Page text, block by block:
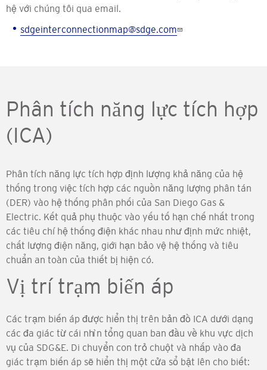
hệ với chúng tôi qua email.
sdgeinterconnectionmap@sdge.com
Phân tích năng lực tích hợp
(ICA)
Phân tích năng lực tích hợp định lượng khả năng của hệ
thống trong việc tích hợp các nguồn năng lượng phân tán
(DER) vào hệ thống phân phối của San Diego Gas &
Electric. Kết quả phụ thuộc vào yếu tố hạn chế nhất trong
các tiêu chí hệ thống điện khác nhau như định mức nhiệt,
chất lượng điện năng, giới hạn bảo vệ hệ thống và tiêu
chuẩn an toàn của thiết bị hiện có.
Vị trí trạm biến áp
Các trạm biến áp được hiển thị trên bản đồ ICA dưới dạng
các đa giác từ cái nhìn tổng quan ban đầu về khu vực dịch
vụ của SDG&E. Di chuyển con trỏ chuột và nhấp vào đa
giác trạm biến áp sẽ hiển thị một cửa sổ bật lên cho biết: